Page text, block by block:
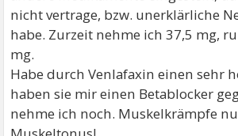
nicht vertrage, bzw. unerklärliche
habe. Zurzeit nehme ich 37,5 mg,
mg.
Habe durch Venlafaxin einen sehr
haben sie mir einen Betablocker
nehme ich noch. Muskelkrämpfe